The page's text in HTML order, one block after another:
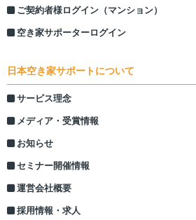
ご契約者様ログイン（マンション）
空き家サポーターログイン
日本空き家サポートについて
サービス理念
メディア・受賞情報
お知らせ
セミナー開催情報
運営会社概要
採用情報・求人